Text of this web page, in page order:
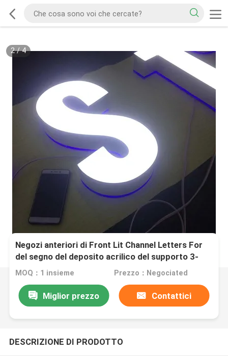
2/4
Negozi anteriori di Front Lit Channel Letters For
del segno del deposito acrilico del supporto 3-
5mm della parete
MOQ：1 insieme Prezzo：Negociated
Miglior prezzo Contattici
DESCRIZIONE DI PRODOTTO